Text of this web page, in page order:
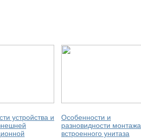
устройства и
Особенности и
разновидности монтажа
встроенного унитаза